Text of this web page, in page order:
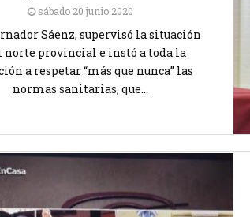
sábado 20 junio 2020
Sáenz, supervisó la situación
norte provincial e instó a toda la
a respetar “más que nunca” las
normas sanitarias, que...